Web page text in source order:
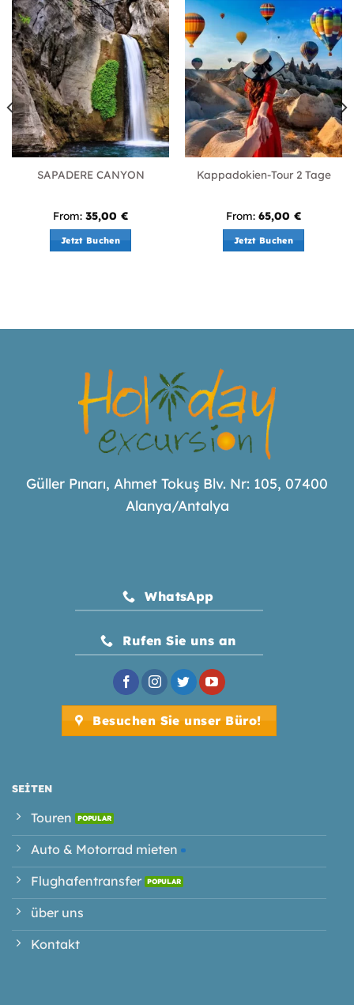
SAPADERE CANYON
From: 35,00 €
Jetzt Buchen
Kappadokien-Tour 2 Tage
From: 65,00 €
Jetzt Buchen
Güller Pınarı, Ahmet Tokuş Blv. Nr: 105, 07400
Alanya/Antalya
WhatsApp
Rufen Sie uns an
Besuchen Sie unser Büro!
SEITEN
Touren
Auto & Motorrad mieten
Flughafentransfer
über uns
Kontakt